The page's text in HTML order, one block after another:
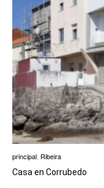
principal, Ribeira
Casa en Corrubedo